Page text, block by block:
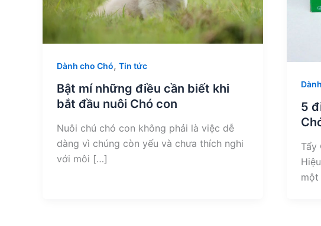
Dành cho Chó, Tin tức
Bật mí những điều cần biết khi
bắt đầu nuôi Chó con
Nuôi chú chó con không phải là việc dễ
dàng vì chúng còn yếu và chưa thích nghi
với môi […]
5
Tẩy
một